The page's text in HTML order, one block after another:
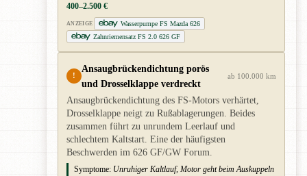
400–2.500 €
ANZEIGE
Wasserpumpe FS Mazda 626
Zahnriemensatz FS 2.0 626 GF
!
Ansaugbrückendichtung porös
und Drosselklappe verdreckt
ab 100.000 km
Ansaugbrückendichtung des FS-Motors verhärtet,
Drosselklappe neigt zu Rußablagerungen. Beides
zusammen führt zu unrundem Leerlauf und
schlechtem Kaltstart. Eine der häufigsten
Beschwerden im 626 GF/GW Forum.
Symptome: Unruhiger Kaltlauf, Motor geht beim Auskuppeln